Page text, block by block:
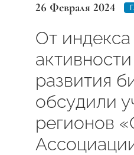
26 Февраля 2024
От
развития
обсудили
регионов